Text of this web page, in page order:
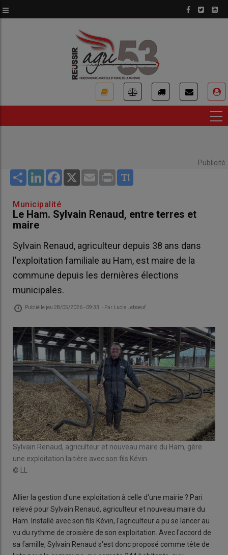
au
Publicité
Share LinkedInFacebook
X Email Print
Municipalité
Le Ham. Sylvain Renaud, entre terres et
maire
Sylvain Renaud, agriculteur depuis 38 ans dans
l'exploitation familiale au Ham, est maire de la
commune depuis les dernières élections
municipales.
Publié le jeu 28/05/2026 - 09:33 - Par Lucie Leboeuf
Sylvain Renaud, agriculteur et nouveau maire du Ham, gère
une exploitation laitière avec son fils Kévin.
© LL
Allier la gestion d'une exploitation à celle d'une mairie ? Pari
relevé pour Sylvain Renaud, agriculteur et nouveau maire du
Ham. Installé avec son fils Kévin, l'agriculteur a pu se lancer au
vu du rythme de croisière de son exploitation. Avec l'accord de
sa famille, Sylvain Renaud s'est donc proposé comme tête de